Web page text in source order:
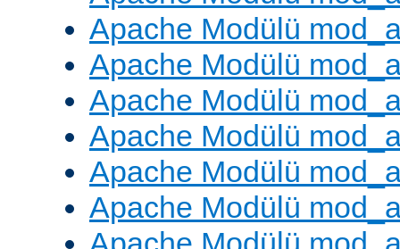
Apache Modülü
Apache Modülü
Apache Modülü
Apache Modülü
Apache Modülü
Apache Modülü